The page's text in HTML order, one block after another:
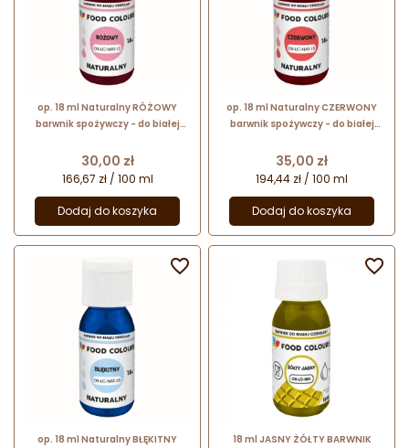
op. 18 ml Naturalny RÓŻOWY
barwnik spożywczy - do białej
- OS-LC-NAT-12 Food Colours
Cena
30,00 zł
166,67 zł / 100 ml
Dodaj do koszyka
op. 18 ml Naturalny CZERWONY
barwnik spożywczy - do białej
- OS-LC-NAT-15 Food Colours
Cena
35,00 zł
194,44 zł / 100 ml
Dodaj do koszyka
op. 18 ml Naturalny BŁĘKITNY

18 ml JASNY ŻÓŁTY BARWNIK
